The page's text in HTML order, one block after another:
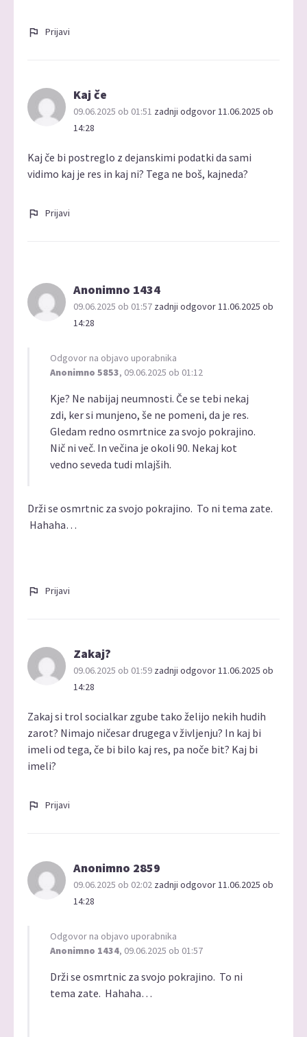
Prijavi
Kaj če
09.06.2025 ob 01:51 zadnji odgovor 11.06.2025 ob
14:28
Kaj če bi postreglo z dejanskimi podatki da sami
vidimo kaj je res in kaj ni? Tega ne boš, kajneda?
Prijavi
Anonimno 1434
09.06.2025 ob 01:57 zadnji odgovor 11.06.2025 ob
14:28
Odgovor na objavo uporabnika
Anonimno 5853, 09.06.2025 ob 01:12
Kje? Ne nabijaj neumnosti. Če se tebi nekaj
zdi, ker si munjeno, še ne pomeni, da je res.
Gledam redno osmrtnice za svojo pokrajino.
Nič ni več. In večina je okoli 90. Nekaj kot
vedno seveda tudi mlajših.
Drži se osmrtnic za svojo pokrajino. To ni tema zate.
Hahaha…
Prijavi
Zakaj?
09.06.2025 ob 01:59 zadnji odgovor 11.06.2025 ob
14:28
Zakaj si trol socialkar zgube tako želijo nekih hudih
zarot? Nimajo ničesar drugega v življenju? In kaj bi
imeli od tega, če bi bilo kaj res, pa noče bit? Kaj bi
imeli?
Prijavi
Anonimno 2859
09.06.2025 ob 02:02 zadnji odgovor 11.06.2025 ob
14:28
Odgovor na objavo uporabnika
Anonimno 1434, 09.06.2025 ob 01:57
Drži se osmrtnic za svojo pokrajino. To ni
tema zate. Hahaha…